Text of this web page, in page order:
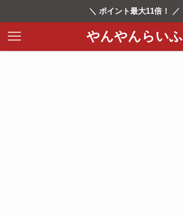
＼ ポイント最大11倍！ ／
やんやんらいふ